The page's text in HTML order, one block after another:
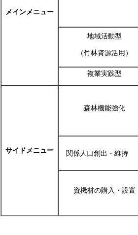
メインメニュー
地域活動型
（竹林資源活用）
複業実践型
サイドメニュー
森林機能強化
関係人口創出・維持
資機材の購入・設置